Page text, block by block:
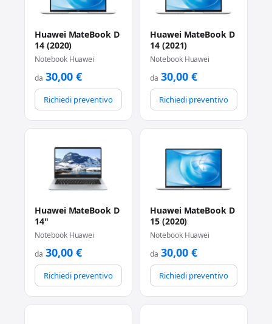
Huawei MateBook D
14 (2020)
Notebook Huawei
da 30,00 €
Richiedi preventivo
Huawei MateBook D
14 (2021)
Notebook Huawei
da 30,00 €
Richiedi preventivo
Huawei MateBook D
14"
Notebook Huawei
da 30,00 €
Richiedi preventivo
Huawei MateBook D
15 (2020)
Notebook Huawei
da 30,00 €
Richiedi preventivo